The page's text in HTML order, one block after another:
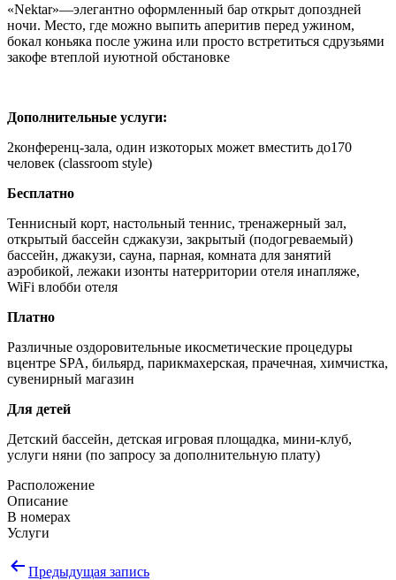
«Nektar»—элегантно оформленный бар открыт допоздней
ночи. Место, где можно выпить аперитив перед ужином,
бокал коньяка после ужина или просто встретиться сдрузьями
закофе втеплой иуютной обстановке
Дополнительные услуги:
2конференц-зала, один изкоторых может вместить до170
человек (classroom style)
Бесплатно
Теннисный корт, настольный теннис, тренажерный зал,
открытый бассейн сджакузи, закрытый (подогреваемый)
бассейн, джакузи, сауна, парная, комната для занятий
аэробикой, лежаки изонты натерритории отеля инапляже,
WiFi влобби отеля
Платно
Различные оздоровительные икосметические процедуры
вцентре SPA, бильярд, парикмахерская, прачечная, химчистка,
сувенирный магазин
Для детей
Детский бассейн, детская игровая площадка, мини-клуб,
услуги няни (по запросу за дополнительную плату)
Расположение
Описание
В номерах
Услуги
Навигация
Предыдущая запись